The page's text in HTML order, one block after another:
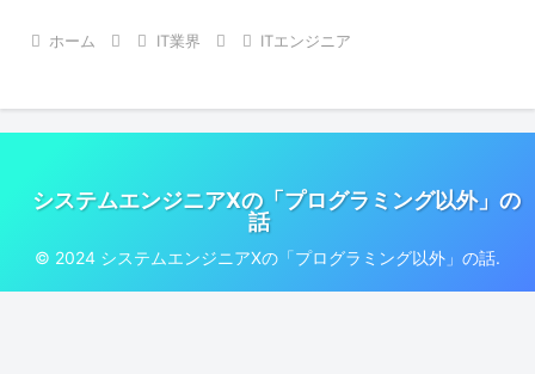
ホーム IT業界 ITエンジニア
システムエンジニアXの「プログラミング以外」の
話
© 2024 システムエンジニアXの「プログラミング以外」の話.